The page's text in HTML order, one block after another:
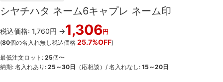
シヤチハタ ネーム6キャプレ ネーム印
税込価格: 1,760円 →1,306円
(80個の名入れ無し税込価格 25.7%OFF)
最低注文ロット: 25個〜
納期: 名入れあり: 25～30日 （応相談）/ 名入れなし: 15～20日